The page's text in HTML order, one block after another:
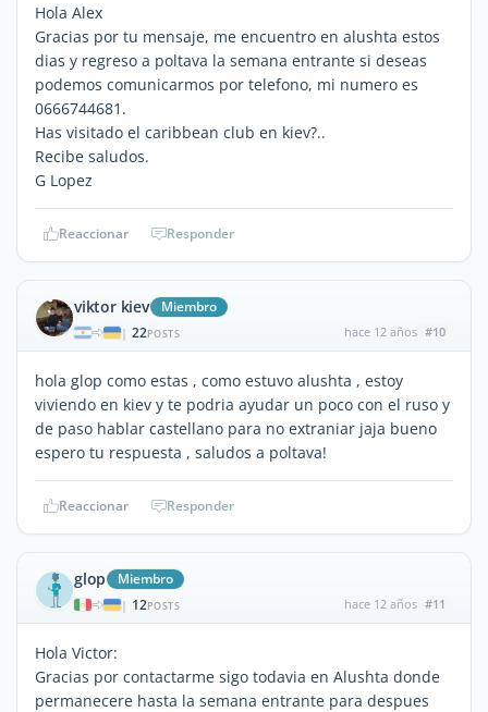
Hola Alex
Gracias por tu mensaje, me encuentro en alushta estos
dias y regreso a poltava la semana entrante si deseas
podemos comunicarmos por telefono, mi numero es
0666744681.
Has visitado el caribbean club en kiev?..
Recibe saludos.
G Lopez
Reaccionar Responder
viktor kiev Miembro
| 22POSTS hace 12 años #10
hola glop como estas , como estuvo alushta , estoy
viviendo en kiev y te podria ayudar un poco con el ruso y
de paso hablar castellano para no extraniar jaja bueno
espero tu respuesta , saludos a poltava!
Reaccionar Responder
glop Miembro
| 12POSTS hace 12 años #11
Hola Victor:
Gracias por contactarme sigo todavia en Alushta donde
permanecere hasta la semana entrante para despues